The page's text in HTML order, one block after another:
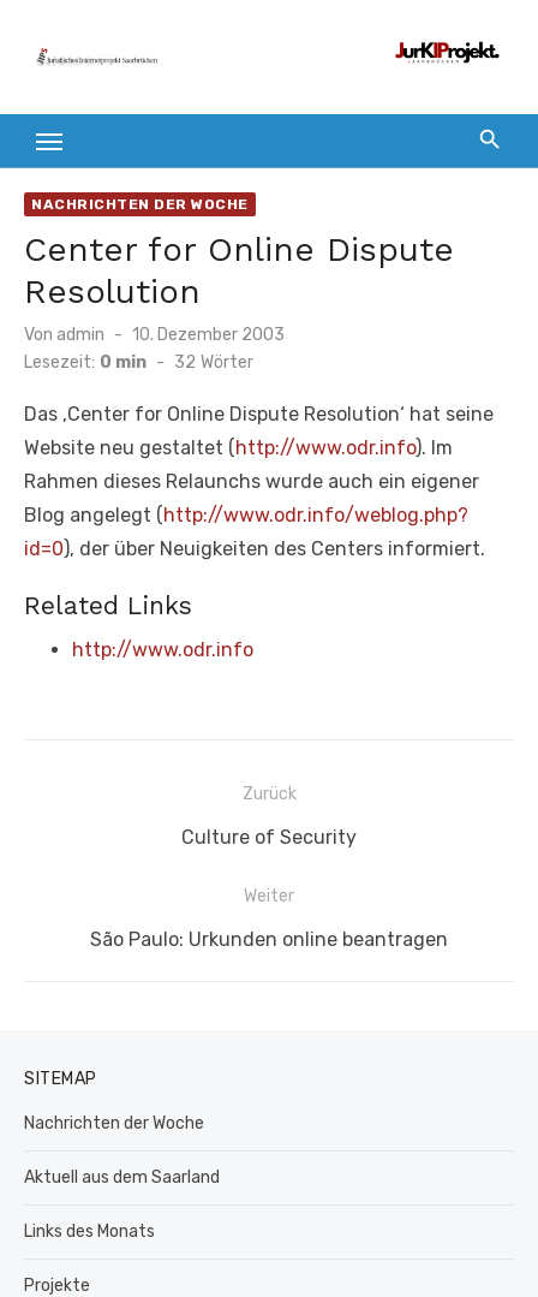
Inhalt
NACHRICHTEN DER WOCHE
Center for Online Dispute
Resolution
Von admin
Veröffentlicht
am
10. Dezember 2003
Lesezeit: 0 min - 32 Wörter
Das ‚Center for Online Dispute Resolution‘ hat seine
Website neu gestaltet (http://www.odr.info). Im
Rahmen dieses Relaunchs wurde auch ein eigener
Blog angelegt (http://www.odr.info/weblog.php?
id=0), der über Neuigkeiten des Centers informiert.
Related Links
http://www.odr.info
Beitragsnavigation
Zurück
Vorheriger
Culture of Security
Weiter
Nächster
São Paulo: Urkunden online beantragen
SITEMAP
Nachrichten der Woche
Aktuell aus dem Saarland
Links des Monats
Projekte